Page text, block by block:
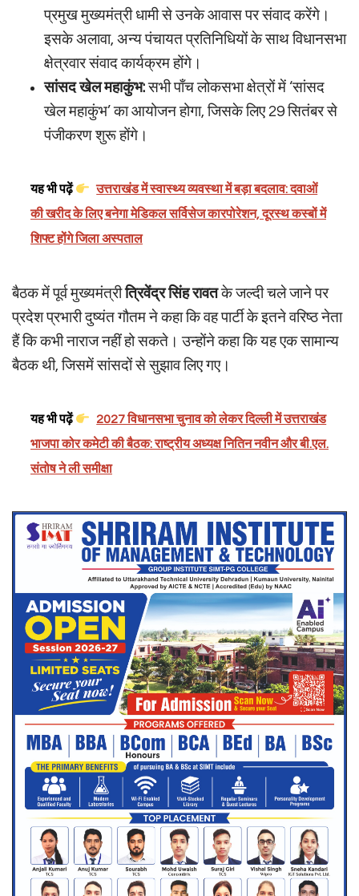
प्रमुख मुख्यमंत्री धामी से उनके आवास पर संवाद करेंगे।
इसके अलावा, अन्य पंचायत प्रतिनिधियों के साथ विधानसभा
क्षेत्रवार संवाद कार्यक्रम होंगे।
सांसद खेल महाकुंभ:सभी पाँच लोकसभा क्षेत्रों में ‘सांसद
खेल महाकुंभ’ का आयोजन होगा, जिसके लिए 29 सितंबर से
पंजीकरण शुरू होंगे।
यह भी पढ़ें
उत्तराखंड में स्वास्थ्य व्यवस्था में बड़ा बदलाव: दवाओं
की खरीद के लिए बनेगा मेडिकल सर्विसेज कारपोरेशन, दूरस्थ कस्बों में
शिफ्ट होंगे जिला अस्पताल
बैठक में पूर्व मुख्यमंत्रीत्रिवेंद्र सिंह रावतके जल्दी चले जाने पर
प्रदेश प्रभारी दुष्यंत गौतम ने कहा कि वह पार्टी के इतने वरिष्ठ नेता
हैं कि कभी नाराज नहीं हो सकते। उन्होंने कहा कि यह एक सामान्य
बैठक थी, जिसमें सांसदों से सुझाव लिए गए।
यह भी पढ़ें
2027 विधानसभा चुनाव को लेकर दिल्ली में उत्तराखंड
भाजपा कोर कमेटी की बैठक: राष्ट्रीय अध्यक्ष नितिन नवीन और बी.एल.
संतोष ने ली समीक्षा